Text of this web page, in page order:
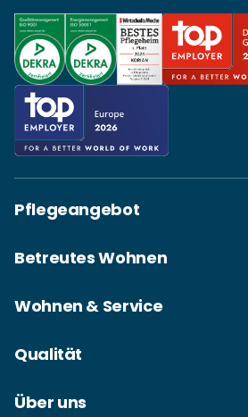
Pflegeangebot
Betreutes Wohnen
Wohnen & Service
Qualität
Über uns